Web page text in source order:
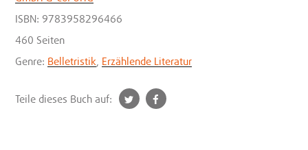
ISBN: 9783958296466
460 Seiten
Genre: Belletristik Erzählende Literatur
Teile dieses Buch auf:
t